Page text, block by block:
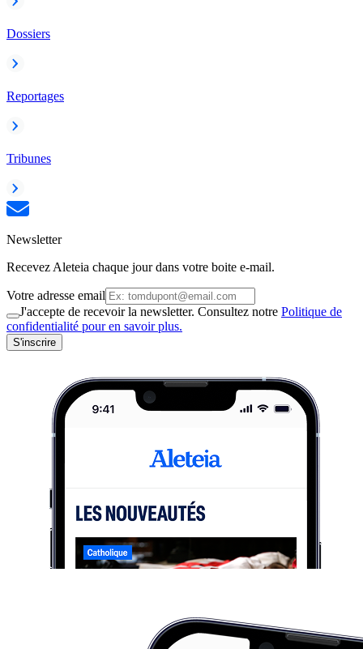
Dossiers
Reportages
Tribunes
Newsletter
Recevez Aleteia chaque jour dans votre boite e-mail.
Votre adresse email
J'accepte de recevoir la newsletter. Consultez notre Politique de
confidentialité pour en savoir plus.
S'inscrire